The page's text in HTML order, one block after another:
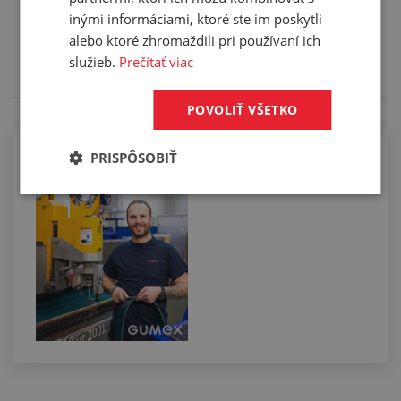
Tento výrobok pre vás upravíme na mieru. Konkrétnu
špecifikáciu budete môcť upresniť v poznámke pri
objednávke.
Rezanie vodným lúčom
inými informáciami, ktoré ste im poskytli
alebo ktoré zhromaždili pri používaní ich
služieb. Prečítať viac
POVOLIŤ VŠETKO
PRISPÔSOBIŤ